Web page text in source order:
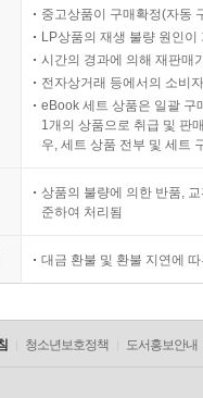
중고상품이 구매확정(자동
LP상품의 재생 불량 원인
시간의 경과에 의해 재판매
전자상거래 등에서의 소비
eBook 세트 상품은 일괄 구
1개의 상품으로 취급 및 판
우, 세트 상품 전부 및 세트
상품의 불량에 의한 반품,
준하여 처리됨
대금 환불 및 환불 지연에
청소년보호정책 도서홍보안내